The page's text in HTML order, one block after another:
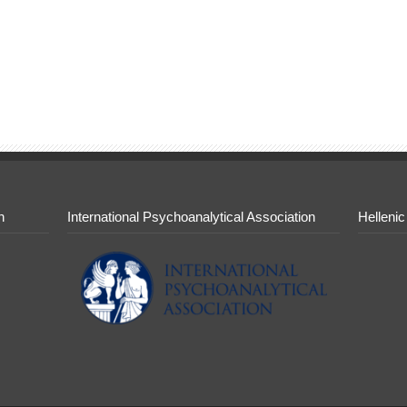
International Psychoanalytical Association